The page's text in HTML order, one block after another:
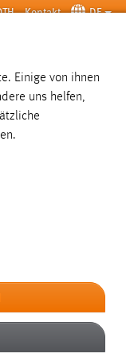
Kontakt DE
SUCHE
Einige von ihnen
uns helfen,